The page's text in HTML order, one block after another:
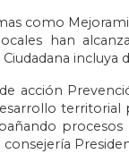
como
han
Ciudadana
acción
territorial